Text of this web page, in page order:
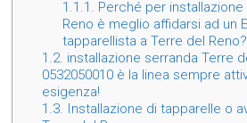
1.1.1. Perché per
Reno è meglio affidarsi ad un
tapparellista a Terre del Reno?
1.2. installazione serranda Terre
0532050010 è la linea sempre
esigenza!
1.3. Installazione di tapparelle o